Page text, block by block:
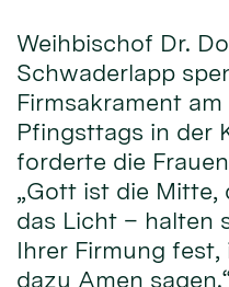
Weihbischof Dr.
Schwaderlapp
Firmsakrament
Pfingsttags in der
forderte die
„Gott ist die Mitte,
das Licht – halten
Ihrer Firmung
dazu Amen